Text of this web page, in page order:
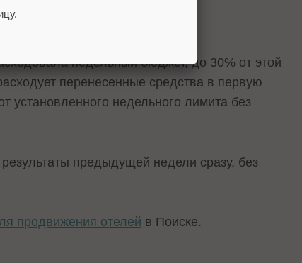
недельный бюджет, до 30% от этой
перенесенные средства в первую
установленного недельного лимита без
предыдущей недели сразу, без
продвижения отелей в Поиске.